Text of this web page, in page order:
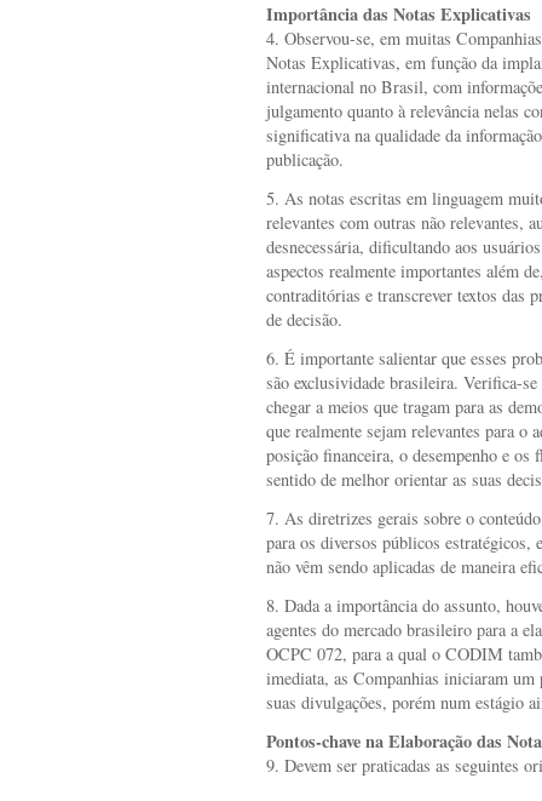
Importância das Notas Explicativas
4. Observou-se, em muitas
Notas Explicativas, em função da
internacional no Brasil, com
julgamento quanto à relevância nelas
significativa na qualidade da
publicação.
5. As notas escritas em linguagem
relevantes com outras não relevantes,
desnecessária, dificultando aos
aspectos realmente importantes além
contraditórias e transcrever textos das
de decisão.
6. É importante salientar que esses
são exclusividade brasileira. Verifica-
chegar a meios que tragam para as
que realmente sejam relevantes para o
posição financeira, o desempenho e
sentido de melhor orientar as suas
7. As diretrizes gerais sobre o
para os diversos públicos estratégicos,
não vêm sendo aplicadas de maneira
8. Dada a importância do assunto,
agentes do mercado brasileiro para a
OCPC 072, para a qual o CODIM
imediata, as Companhias iniciaram um
suas divulgações, porém num estágio
Pontos-chave na Elaboração das
9. Devem ser praticadas as seguintes